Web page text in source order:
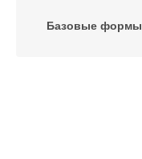
Базовые формы